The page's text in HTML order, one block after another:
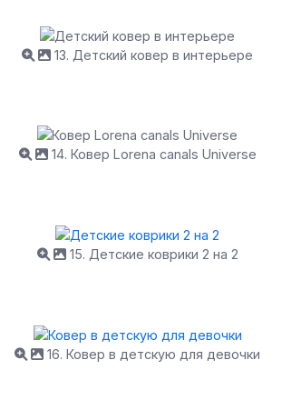
13. Детский ковер в интерьере
14. Ковер Lorena canals Universe
15. Детские коврики 2 на 2
16. Ковер в детскую для девочки